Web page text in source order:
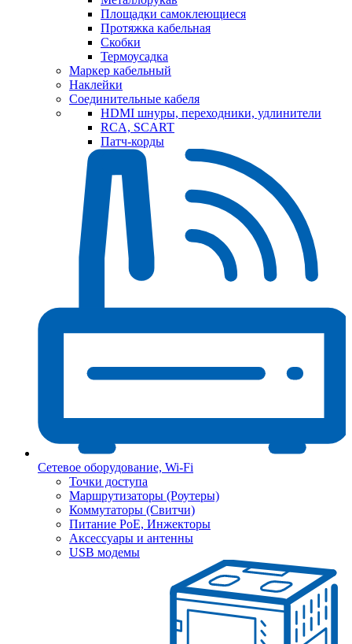
Площадки самоклеющиеся
Протяжка кабельная
Скобки
Термоусадка
Маркер кабельный
Наклейки
Соединительные кабеля
HDMI шнуры, переходники, удлинители
RCA, SCART
Патч-корды
Сетевое оборудование, Wi-Fi
Точки доступа
Маршрутизаторы (Роутеры)
Коммутаторы (Свитчи)
Питание PoE, Инжекторы
Аксессуары и антенны
USB модемы